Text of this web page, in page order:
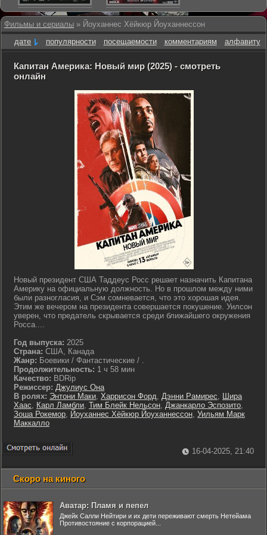
Фильмы и сериалы » Йоуханнес Хёйкюр Йоуханнессон
дате
популярности посещаемости комментариям алфавиту
Капитан Америка: Новый мир (2025) - смотреть
онлайн
Новый президент США Таддеус Росс решает назначить Капитана
Америку на официальную должность. Но в прошлом между ними
были разногласия, и Сэм сомневается, что это хорошая идея.
Этим же вечером на президента совершается покушение. Уилсон
уверен, что предатель скрывается среди ближайшего окружения
Росса....
Год выпуска: 2025
Страна: США, Канада
Жанр: Боевики / Фантастические / .
Продолжительность: 1 ч 58 мин
Качество: BDRip
Режиссер: Джулиус Она
В ролях: Энтони Маки, Харрисон Форд, Дэнни Рамирес, Шира
Хаас, Карл Ламбли, Тим Блейк Нельсон, Джанкарло Эспозито,
Зоша Рокемор, Йоуханнес Хёйкюр Йоуханнессон, Уильям Марк
Маккалло
16-04-2025, 21:40
Скоро на киного
Аватар: Пламя и пепел
Джейк Салли Нейтири и их дети переживают смерть Нетейама
Противостояние с корпорацией...